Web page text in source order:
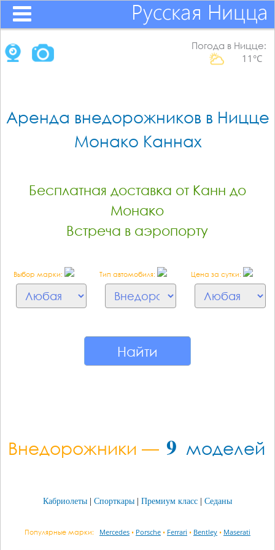
Погода в Ницце:
11°C
Аренда внедорожников в Ницце
Монако Каннах
Бесплатная доставка от Канн до
Монако
Встреча в аэропорту
Выбор марки: Тип автомобиля: Цена за сутки:
Внедорожники — 9 моделей
Кабриолеты Спорткары Премиум класс Седаны
Популярные марки: Mercedes • Porsche • Ferrari • Bentley • Maserati